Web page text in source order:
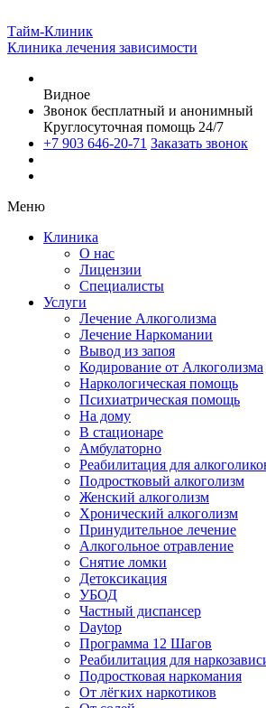
Тайм-Клиник
Клиника лечения зависимости
Видное
Звонок бесплатный и анонимный
Круглосуточная помощь 24/7
+7 903 646-20-71 Заказать звонок
Меню
Клиника
О нас
Лицензии
Специалисты
Услуги
Лечение Алкоголизма
Лечение Наркомании
Вывод из запоя
Кодирование от Алкоголизма
Наркологическая помощь
Психиатрическая помощь
На дому
В стационаре
Амбулаторно
Реабилитация для
Подростковый алкоголизм
Женский алкоголизм
Хронический алкоголизм
Принудительное лечение
Алкогольное отравление
Снятие ломки
Детоксикация
УБОД
Частный диспансер
Daytop
Программа 12 Шагов
Реабилитация для
Подростковая наркомания
От лёгких наркотиков